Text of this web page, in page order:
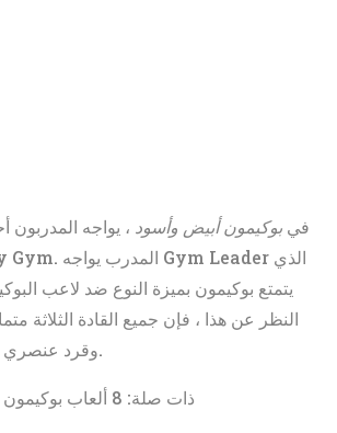
في بوكيمون أبيض وأسود ، يواجه المدربون
يتمتع بوكيمون بميزة النوع ضد لاعب
النظر عن هذا ، فإن جميع القادة الثلاثة
Lillipup وقرد عنصري بوكيمون.
ذات صلة: 8 ألعاب بوكيمون ملغاة لم تعرفها أبدًا